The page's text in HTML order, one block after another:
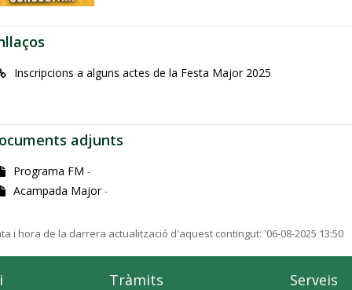
Inscripcions a alguns actes de la Festa Major 2025
adjunts
Programa FM-
Acampada Major-
i hora de la darrera actualització d'aquest contingut: '06-08-2025 13:50
Tràmits Serveis